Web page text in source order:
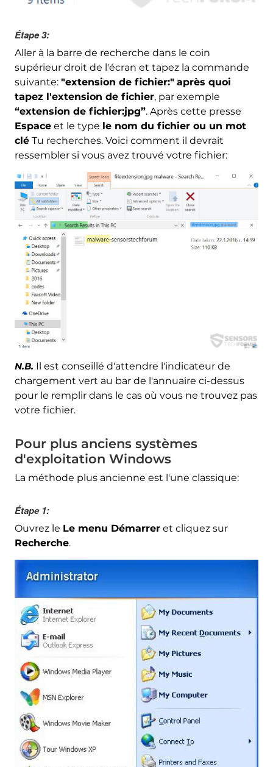
Étape 3:
Aller à la barre de recherche dans le coin
supérieur droit de l'écran et tapez la commande
suivante: "extension de fichier:" après quoi
tapez l'extension de fichier, par exemple
“extension de fichier:jpg”. Après cette presse
Espaceet le type le nom du fichier ou un mot
cléTu recherches. Voici comment il devrait
ressembler si vous avez trouvé votre fichier:
N.B. Il est conseillé d'attendre l'indicateur de
chargement vert au bar de l'annuaire ci-dessus
pour le remplir dans le cas où vous ne trouvez pas
votre fichier.
Pour plus anciens systèmes
d'exploitation Windows
La méthode plus ancienne est l'une classique:
Étape 1:
Ouvrez le Le menu Démarreret cliquez sur
Recherche.